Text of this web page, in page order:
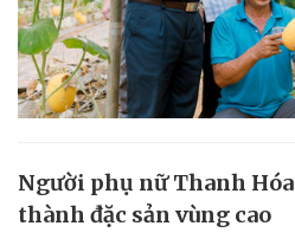
Người phụ nữ Thanh
thành đặc sản vùng cao